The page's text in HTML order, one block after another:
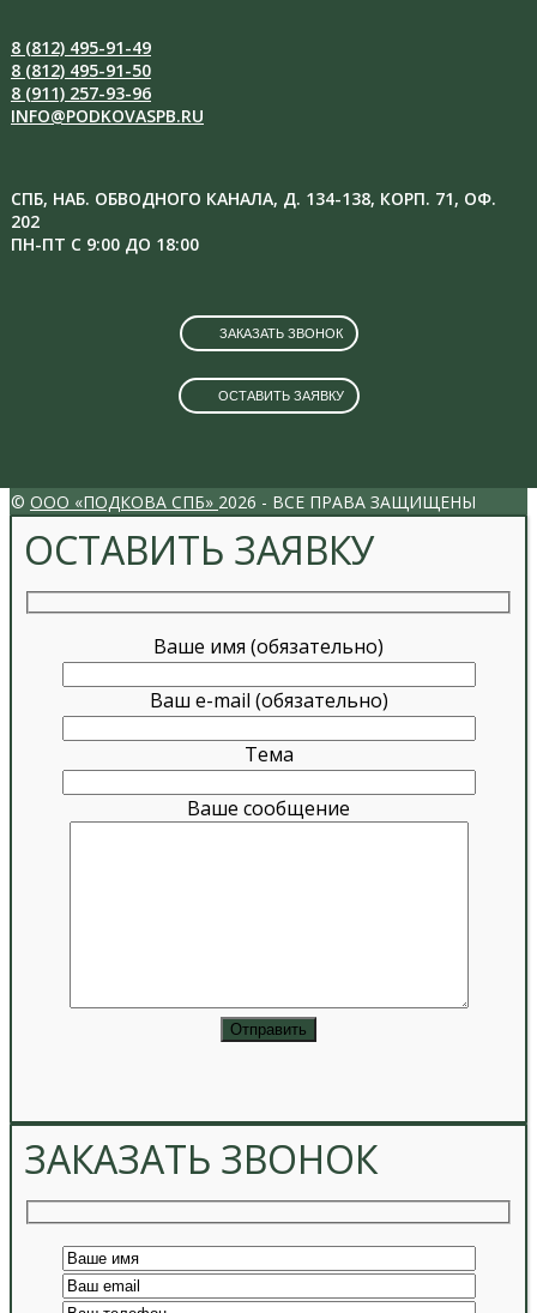
8 (812) 495-91-49
8 (812) 495-91-50
8 (911) 257-93-96
INFO@PODKOVASPB.RU
СПБ, НАБ. ОБВОДНОГО КАНАЛА, Д. 134-138, КОРП. 71, ОФ.
202
ПН-ПТ С 9:00 ДО 18:00
ЗАКАЗАТЬ ЗВОНОК
ОСТАВИТЬ ЗАЯВКУ
© ООО «ПОДКОВА СПБ» 2026 - ВСЕ ПРАВА ЗАЩИЩЕНЫ
ОСТАВИТЬ ЗАЯВКУ
Ваше имя (обязательно)
Ваш e-mail (обязательно)
Тема
Ваше сообщение
ЗАКАЗАТЬ ЗВОНОК